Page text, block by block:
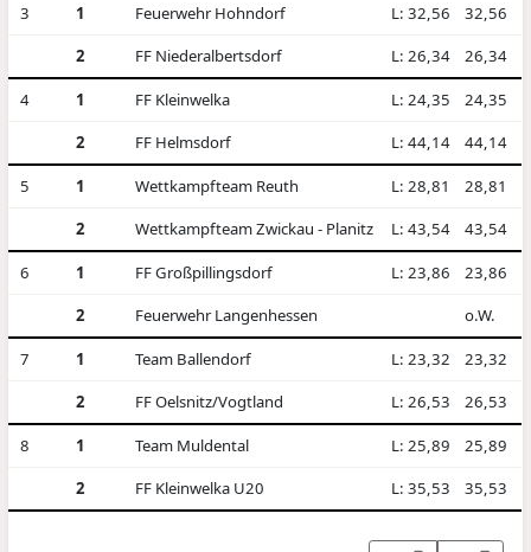
3 1 Feuerwehr Hohndorf L: 32,56
32,56
2
FF Niederalbertsdorf L: 26,34 26,34
4 1 FF Kleinwelka L: 24,35
24,35
2
FF Helmsdorf L: 44,14 44,14
5 1 Wettkampfteam Reuth L: 28,81
28,81
2
Wettkampfteam Zwickau - Planitz L: 43,54 43,54
6 1 FF Großpillingsdorf L: 23,86
23,86
2
Feuerwehr Langenhessen o.W.
7 1 Team Ballendorf L: 23,32
23,32
2
FF Oelsnitz/Vogtland L: 26,53 26,53
8 1 Team Muldental L: 25,89
25,89
2
FF Kleinwelka U20 L: 35,53 35,53